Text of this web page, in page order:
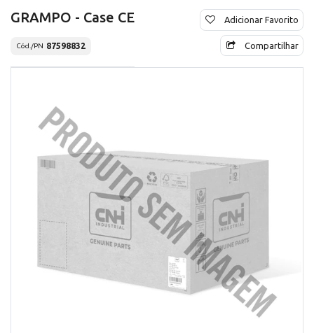
GRAMPO - Case CE
Cód./PN 87598832
Adicionar Favorito
Compartilhar